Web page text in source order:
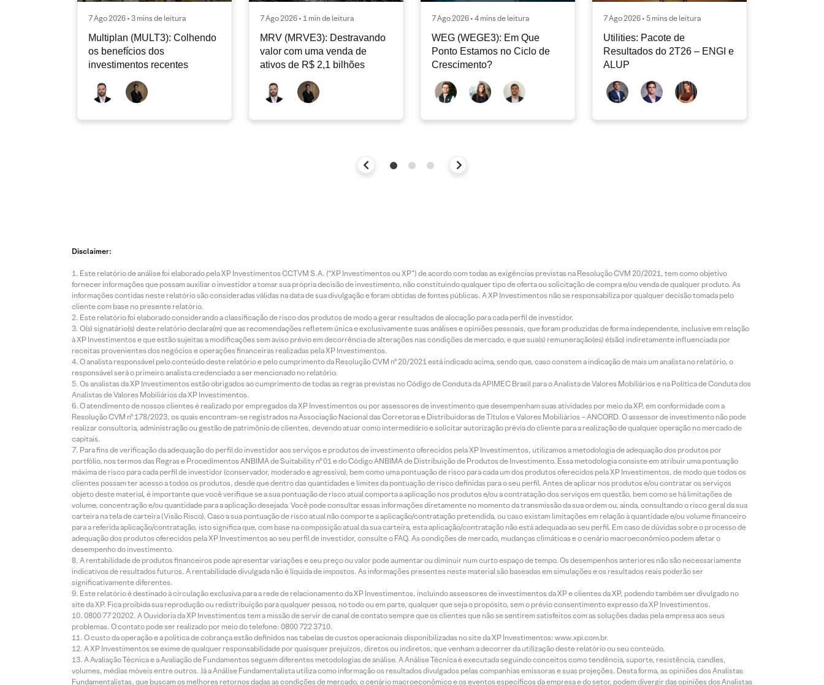
7 Ago 2026 • 3 mins de leitura
Multiplan (MULT3): Colhendo
os benefícios dos
investimentos recentes
7 Ago 2026 • 1 min de leitura
MRV (MRVE3): Destravando
valor com uma venda de
ativos de R$ 2,1 bilhões
7 Ago 2026 • 4 mins de leitura
WEG (WEGE3): Em Que
Ponto Estamos no Ciclo de
Crescimento?
7 Ago 2026 • 5 mins de leitura
Utilities: Pacote de
Resultados do 2T26 – ENGI e
ALUP
Disclaimer:
Este relatório de análise foi elaborado pela XP Investimentos CCTVM S.A. (“XP Investimentos ou XP”) de acordo com todas as exigências previstas na Resolução CVM 20/2021, tem como objetivo
fornecer informações que possam auxiliar o investidor a tomar sua própria decisão de investimento, não constituindo qualquer tipo de oferta ou solicitação de compra e/ou venda de qualquer produto. As
informações contidas neste relatório são consideradas válidas na data de sua divulgação e foram obtidas de fontes públicas. A XP Investimentos não se responsabiliza por qualquer decisão tomada pelo
cliente com base no presente relatório.
Este relatório foi elaborado considerando a classificação de risco dos produtos de modo a gerar resultados de alocação para cada perfil de investidor.
O(s) signatário(s) deste relatório declara(m) que as recomendações refletem única e exclusivamente suas análises e opiniões pessoais, que foram produzidas de forma independente, inclusive em relação
à XP Investimentos e que estão sujeitas a modificações sem aviso prévio em decorrência de alterações nas condições de mercado, e que sua(s) remuneração(es) é(são) indiretamente influenciada por
receitas provenientes dos negócios e operações financeiras realizadas pela XP Investimentos.
O analista responsável pelo conteúdo deste relatório e pelo cumprimento da Resolução CVM nº 20/2021 está indicado acima, sendo que, caso constem a indicação de mais um analista no relatório, o
responsável será o primeiro analista credenciado a ser mencionado no relatório.
Os analistas da XP Investimentos estão obrigados ao cumprimento de todas as regras previstas no Código de Conduta da APIMEC Brasil para o Analista de Valores Mobiliários e na Política de Conduta dos
Analistas de Valores Mobiliários da XP Investimentos.
O atendimento de nossos clientes é realizado por empregados da XP Investimentos ou por assessores de investimento que desempenham suas atividades por meio da XP, em conformidade com a
Resolução CVM nº 178/2023, os quais encontram-se registrados na Associação Nacional das Corretoras e Distribuidoras de Títulos e Valores Mobiliários – ANCORD. O assessor de investimento não pode
realizar consultoria, administração ou gestão de patrimônio de clientes, devendo atuar como intermediário e solicitar autorização prévia do cliente para a realização de qualquer operação no mercado de
capitais.
Para fins de verificação da adequação do perfil do investidor aos serviços e produtos de investimento oferecidos pela XP Investimentos, utilizamos a metodologia de adequação dos produtos por
portfólio, nos termos das Regras e Procedimentos ANBIMA de Suitability nº 01 e do Código ANBIMA de Distribuição de Produtos de Investimento. Essa metodologia consiste em atribuir uma pontuação
máxima de risco para cada perfil de investidor (conservador, moderado e agressivo), bem como uma pontuação de risco para cada um dos produtos oferecidos pela XP Investimentos, de modo que todos os
clientes possam ter acesso a todos os produtos, desde que dentro das quantidades e limites da pontuação de risco definidas para o seu perfil. Antes de aplicar nos produtos e/ou contratar os serviços
objeto deste material, é importante que você verifique se a sua pontuação de risco atual comporta a aplicação nos produtos e/ou a contratação dos serviços em questão, bem como se há limitações de
volume, concentração e/ou quantidade para a aplicação desejada. Você pode consultar essas informações diretamente no momento da transmissão da sua ordem ou, ainda, consultando o risco geral da sua
carteira na tela de carteira (Visão Risco). Caso a sua pontuação de risco atual não comporte a aplicação/contratação pretendida, ou caso existam limitações em relação à quantidade e/ou volume financeiro
para a referida aplicação/contratação, isto significa que, com base na composição atual da sua carteira, esta aplicação/contratação não está adequada ao seu perfil. Em caso de dúvidas sobre o processo de
adequação dos produtos oferecidos pela XP Investimentos ao seu perfil de investidor, consulte o FAQ. As condições de mercado, mudanças climáticas e o cenário macroeconômico podem afetar o
desempenho do investimento.
A rentabilidade de produtos financeiros pode apresentar variações e seu preço ou valor pode aumentar ou diminuir num curto espaço de tempo. Os desempenhos anteriores não são necessariamente
indicativos de resultados futuros. A rentabilidade divulgada não é líquida de impostos. As informações presentes neste material são baseadas em simulações e os resultados reais poderão ser
significativamente diferentes.
Este relatório é destinado à circulação exclusiva para a rede de relacionamento da XP Investimentos, incluindo assessores de investimentos da XP e clientes da XP, podendo também ser divulgado no
site da XP. Fica proibida sua reprodução ou redistribuição para qualquer pessoa, no todo ou em parte, qualquer que seja o propósito, sem o prévio consentimento expresso da XP Investimentos.
0800 77 20202. A Ouvidoria da XP Investimentos tem a missão de servir de canal de contato sempre que os clientes que não se sentirem satisfeitos com as soluções dadas pela empresa aos seus
problemas. O contato pode ser realizado por meio do telefone: 0800 722 3710.
O custo da operação e a política de cobrança estão definidos nas tabelas de custos operacionais disponibilizadas no site da XP Investimentos: www.xpi.com.br.
A XP Investimentos se exime de qualquer responsabilidade por quaisquer prejuízos, diretos ou indiretos, que venham a decorrer da utilização deste relatório ou seu conteúdo.
A Avaliação Técnica e a Avaliação de Fundamentos seguem diferentes metodologias de análise. A Análise Técnica é executada seguindo conceitos como tendência, suporte, resistência, candles,
volumes, médias móveis entre outros. Já a Análise Fundamentalista utiliza como informação os resultados divulgados pelas companhias emissoras e suas projeções. Desta forma, as opiniões dos Analistas
Fundamentalistas, que buscam os melhores retornos dadas as condições de mercado, o cenário macroeconômico e os eventos específicos da empresa e do setor, podem divergir das opiniões dos Analistas